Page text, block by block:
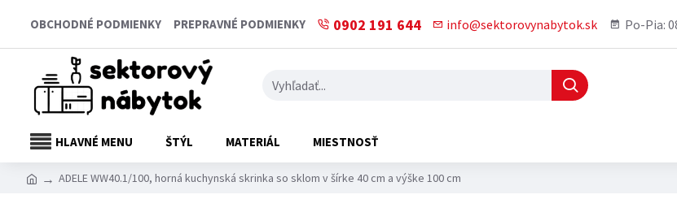
OBCHODNÉ PODMIENKY PREPRAVNÉ PODMIENKY 0902 191 644 info@sektorovynabytok.sk Po-Pia:
HLAVNÉ MENU ŠTÝL MATERIÁL MIESTNOSŤ
ADELE WW40.1/100, horná kuchynská skrinka so sklom v šírke 40 cm a výške 100 cm